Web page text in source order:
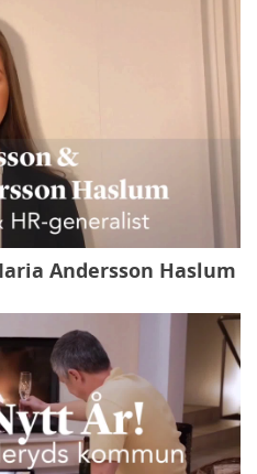
Andersson Haslum